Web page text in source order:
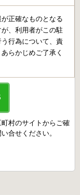
正確なものとなる
、利用者がこの駐
行為について、責
らかじめご了承く
村のサイトからご確
合せください。